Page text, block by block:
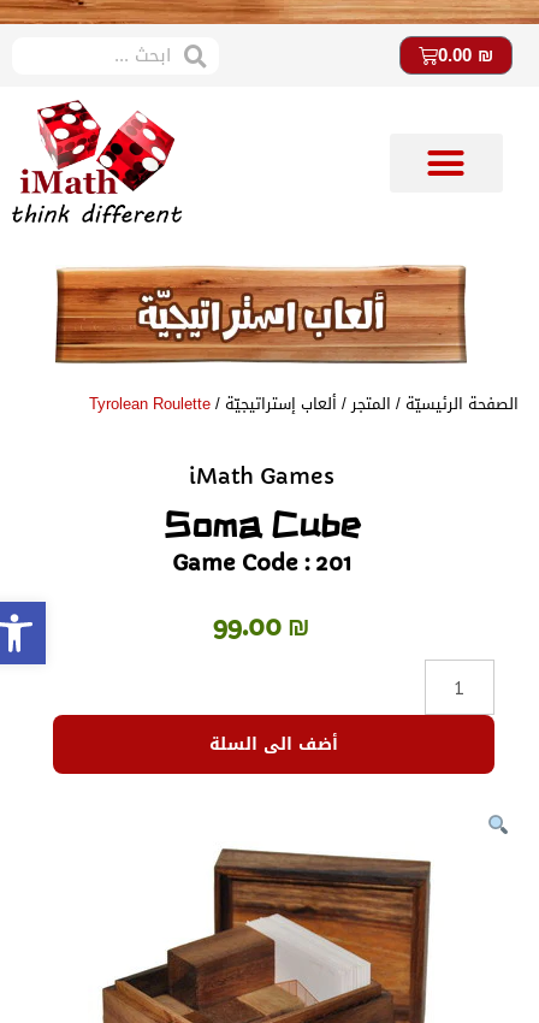
0.00₪
الصفحة الرئيسيّة/ المتجر/ألعاب إستراتيجيّة/
Tyrolean Roulette
iMath Games
Soma Cube
Game Code : 201
99.00₪
أضف الى السلة